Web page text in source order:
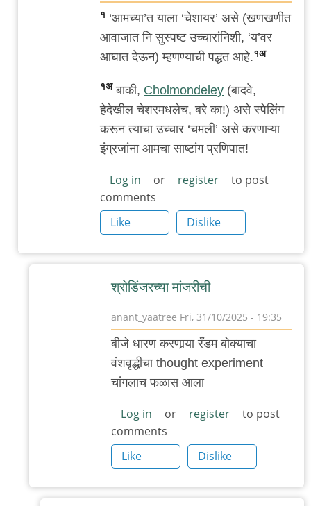
१ ‘आमच्या’त याला ‘चेशायर’ असे (खणखणीत
आवाजात नि सुस्पष्ट उच्चारांनिशी, ‘य’वर
आघात देऊन) म्हणण्याची पद्धत आहे.१अ
१अ बाकी, Cholmondeley (बादवे,
हेदेखील चेशरमधलेच, बरे का!) असे स्पेलिंग
करून त्याचा उच्चार ‘चमली’ असे करणाऱ्या
इंग्रजांना आमचा साष्टांग प्रणिपात!
Log in or register
to post
comments
Like
Dislike
श्रोडिंजरच्या मांजरीची
anant_yaatree Fri, 31/10/2025 - 19:35
In
reply
to
by
'न'वी
बाजू
बीजे धारण करणार्‍या रँडम बोक्याचा
वंशवृद्धीचा thought experiment
चांगलाच फळास आला
Log in or register
to post
comments
Like
Dislike